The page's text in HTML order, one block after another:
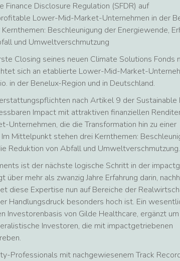
Disclosure Regulation (SFDR) auf
Lower-Mid-Market-Unternehmen in der
Beschleunigung der Energiewende,
und Umweltverschmutzung
Closing seines neuen Climate Solutions Fonds
sich an etablierte Lower-Mid-Market-
in der Benelux-Region und in Deutschland.
nach Artikel 9 der Sustainable
Impact mit attraktiven finanziellen
die die Transformation hin zu einer
Mittelpunkt stehen drei Kernthemen:
Reduktion von Abfall und Umweltverschmutzung.
ist der nächste logische Schritt in der
mehr als zwanzig Jahre Erfahrung darin,
diese Expertise nun auf Bereiche der
Handlungsdruck besonders hoch ist. Ein
von Gilde Healthcare, ergänzt um
Investoren, die mit impactgetriebenen
Professionals mit nachgewiesenem Track